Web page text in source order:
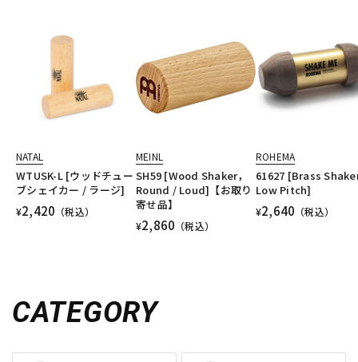
NATAL
WTUSK-L [ウッドチュー
ブシェイカー / ラージ]
¥2,420 （税込）
MEINL
SH59 [Wood Shaker，
Round / Loud]【お取り
寄せ品】
¥2,860 （税込）
ROHEMA
61627 [Brass
Low Pitch]
¥2,640 （税込）
CATEGORY